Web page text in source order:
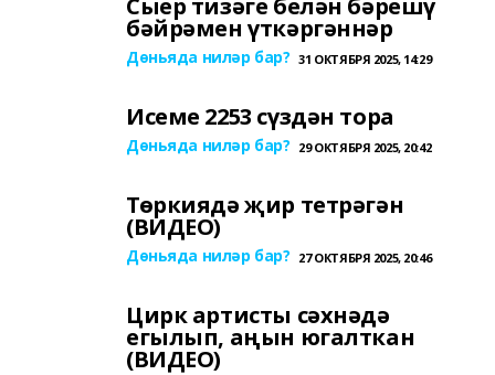
Сыер тизәге белән бәрешү
бәйрәмен үткәргәннәр
Дөньяда ниләр бар? 31 ОКТЯБРЯ 2025, 14:29
Исеме 2253 сүздән тора
Дөньяда ниләр бар? 29 ОКТЯБРЯ 2025, 20:42
Төркиядә җир тетрәгән
(ВИДЕО)
Дөньяда ниләр бар? 27 ОКТЯБРЯ 2025, 20:46
Цирк артисты сәхнәдә
егылып, аңын югалткан
(ВИДЕО)